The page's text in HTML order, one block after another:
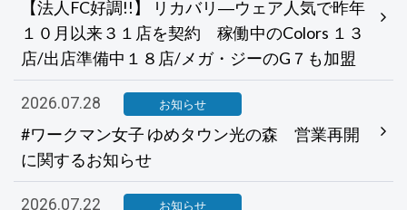
【法人FC好調!!】 リカバリ―ウェア人気で昨年
１０月以来３１店を契約 稼働中のColors １３
店/出店準備中１８店/メガ・ジーのG７も加盟
2026.07.28 お知らせ
#ワークマン女子 ゆめタウン光の森 営業再開
に関するお知らせ
2026.07.22 お知らせ